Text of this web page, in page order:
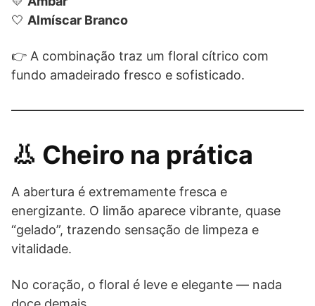
🤍 Almíscar Branco
👉 A combinação traz um floral cítrico com
fundo amadeirado fresco e sofisticado.
👃 Cheiro na prática
A abertura é extremamente fresca e
energizante. O limão aparece vibrante, quase
“gelado”, trazendo sensação de limpeza e
vitalidade.
No coração, o floral é leve e elegante — nada